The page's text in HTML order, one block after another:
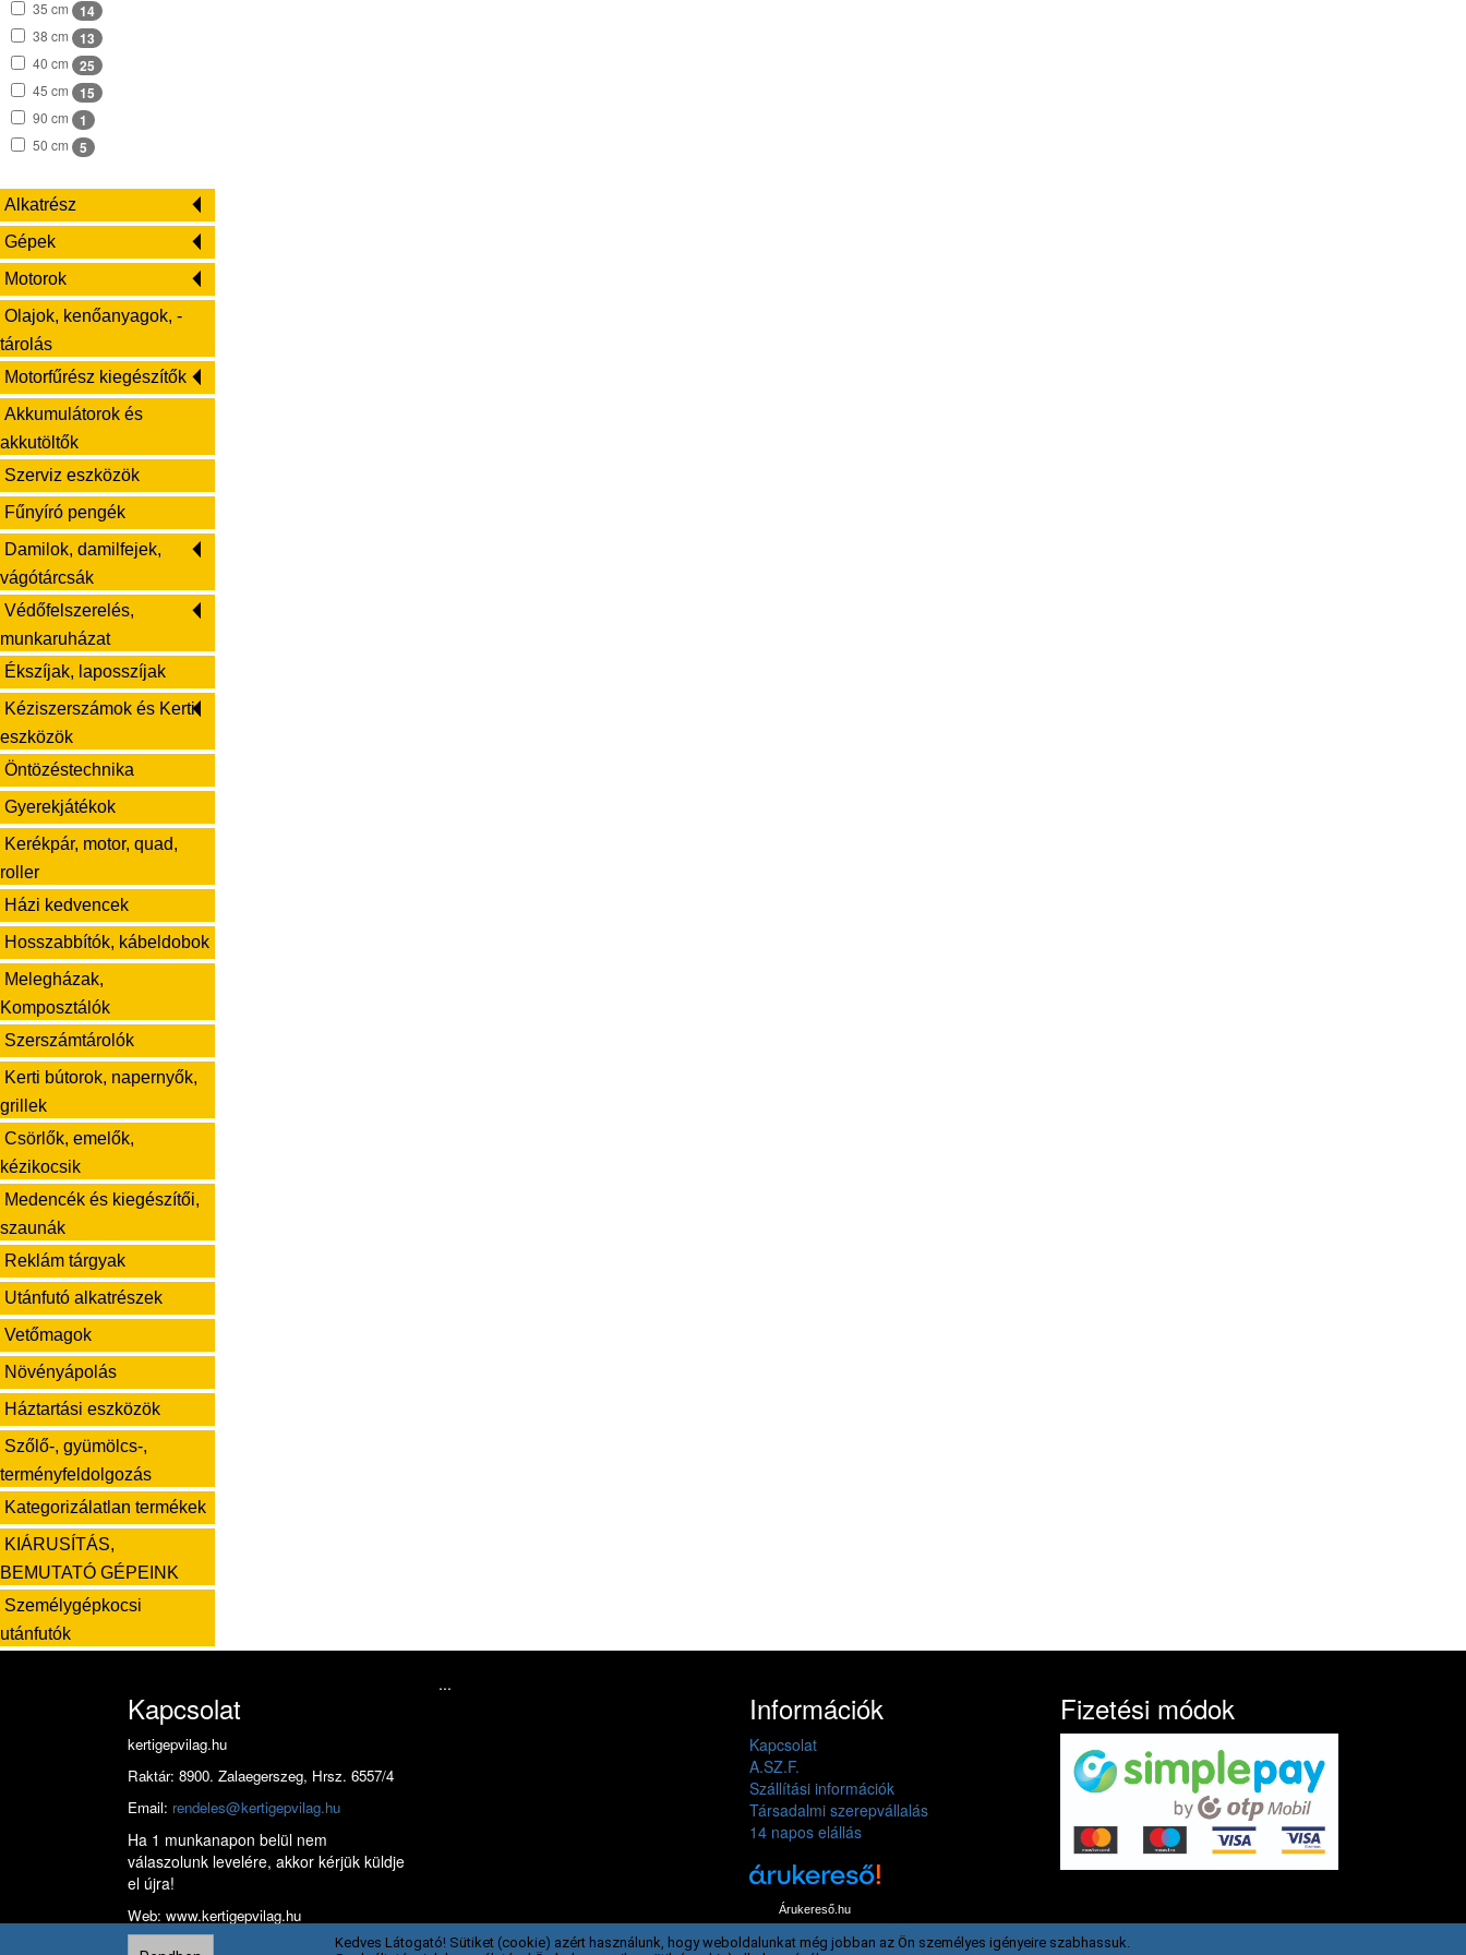
67 szem 1
68 szem 4
70 szem 1
72 szem 9
114 szem
35 cm 14
38 cm 13
40 cm 25
45 cm 15
90 cm 1
50 cm 5
Alkatrész
Gépek
Motorok
Olajok, kenőanyagok, -
tárolás
Motorfűrész kiegészítők
Akkumulátorok és
akkutöltők
Szerviz eszközök
Fűnyíró pengék
Damilok, damilfejek,
vágótárcsák
Védőfelszerelés,
munkaruházat
Ékszíjak, laposszíjak
Kéziszerszámok és Kerti
eszközök
Öntözéstechnika
Gyerekjátékok
Kerékpár, motor, quad,
roller
Házi kedvencek
Hosszabbítók, kábeldobok
Melegházak,
Komposztálók
Szerszámtárolók
Kerti bútorok, napernyők,
grillek
Csörlők, emelők,
kézikocsik
Medencék és kiegészítői,
szaunák
Reklám tárgyak
Utánfutó alkatrészek
Vetőmagok
Növényápolás
Háztartási eszközök
Szőlő-, gyümölcs-,
terményfeldolgozás
Kategorizálatlan termékek
KIÁRUSÍTÁS,
BEMUTATÓ GÉPEINK
Személygépkocsi
utánfutók
Kapcsolat
kertigepvilag.hu
Raktár: 8900. Zalaegerszeg, Hrsz. 6557/4
Email: rendeles@kertigepvilag.hu
Ha 1 munkanapon belül nem
válaszolunk levelére, akkor kérjük küldje
el újra!
Web: www.kertigepvilag.hu
...
Információk
Kapcsolat
A.SZ.F.
Szállítási információk
Társadalmi szerepvállalás
14 napos elállás
Árukereső.hu
Fizetési módok
Kedves Látogató! Sütiket (cookie) azért használunk, hogy weboldalunkat még jobban az Ön személyes igényeire szabhassuk.